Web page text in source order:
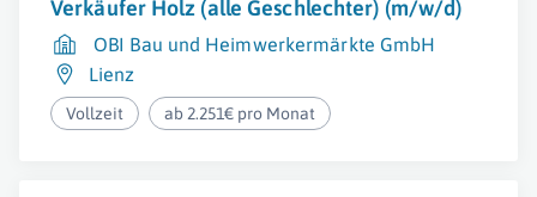
Verkäufer Holz (alle Geschlechter) (m/w/d)
OBI Bau und Heimwerkermärkte GmbH
Lienz
Vollzeit ab 2.251€ pro Monat